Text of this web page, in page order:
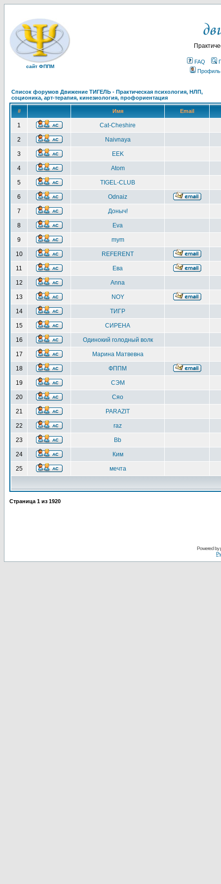
сайт ФППМ
FAQ
Профиль
Список форумов Движение ТИГЕЛЬ - Практическая психология, НЛП,
соционика, арт-терапия, кинезиология, профориентация
# Имя Email
1 Cat-Cheshire
2 Naivnaya
3 EEK
4 Atom
5 TIGEL-CLUB
6 Odnaiz
7 Доныч!
8 Eva
9 mym
10 REFERENT
11 Ева
12 Anna
13 NOY
14 ТИГР
15 СИРЕНА
16 Одинокий голодный волк
17 Марина Матвевна
18 ФППМ
19 СЭМ
20 Сяо
21 PARAZIT
22 raz
23 Bb
24 Ким
25 мечта
Страница 1 из 1920
Powered by